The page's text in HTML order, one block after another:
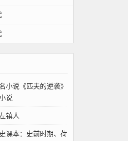
小说《匹夫的逆袭》
说
镇人
课本：史前时期、荷